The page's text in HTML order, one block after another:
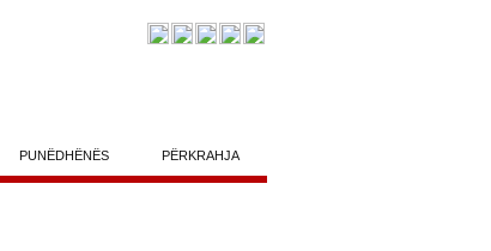
PUNËDHËNËS PËRKRAHJA